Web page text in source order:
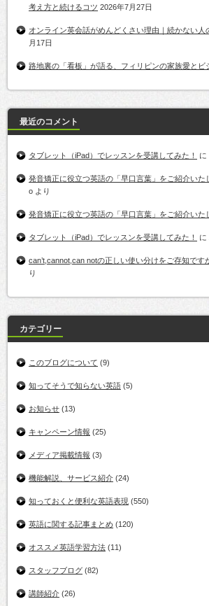
考え方と続けるコツ 2026年7月27日
オンライン英会話がめんどくさい理由｜続かない人
月17日
路地裏の「看板」が語る、フィリピンの家族愛とビ
最近のコメント
タブレット（iPad）でレッスンを受講してみた！ に
発音矯正に役立つ英語の「早口言葉」をご紹介いた
o より
発音矯正に役立つ英語の「早口言葉」をご紹介いた
タブレット（iPad）でレッスンを受講してみた！ に
can’t,cannot,can notの正しい使い分けをご存知です
り
カテゴリー
このブログについて (9)
知ってそうで知らない英語 (5)
お知らせ (13)
キャンペーン情報 (25)
メディア掲載情報 (3)
機能解説、サービス紹介 (24)
知っておくと便利な英語表現 (550)
英語に関する記事まとめ (120)
オススメ英語学習方法 (11)
スタッフブログ (82)
講師紹介 (26)